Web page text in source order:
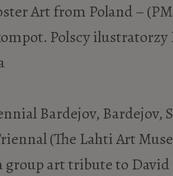
Art from Poland –
Polscy
Bardejov, Bardejov,
(The Lahti Art
group art tribute to